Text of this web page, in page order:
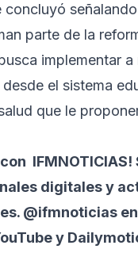
concluyó
parte de la
implementar a
el sistema
que le
IFMNOTICIAS!
digitales y
@ifmnoticias en
y